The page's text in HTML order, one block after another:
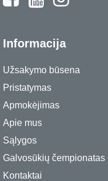
Informacija
Užsakymo būsena
Pristatymas
Apmokėjimas
Apie mus
Sąlygos
Galvosūkių čempionatas
Kontaktai